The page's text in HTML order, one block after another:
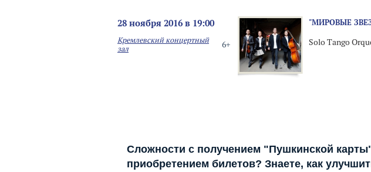
28 ноября 2016 в 19:00
6+
Кремлевский концертный
зал
"МИРОВЫЕ
Solo Tango
Сложности с получением "Пушкинской
приобретением билетов? Знаете, как